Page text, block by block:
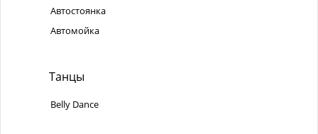
Автостоянка
Автомойка
Танцы
Belly Dance